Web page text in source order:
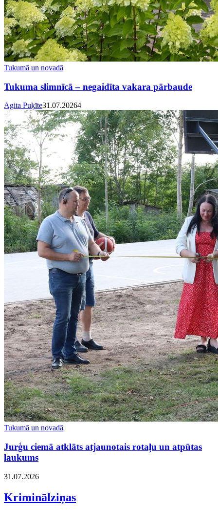
Tukumā un novadā
Tukuma slimnīcā – negaidīta vakara pārbaude
Agita Puķīte31.07.20264
Tukumā un novadā
Jurģu ciemā atklāts atjaunotais rotaļu un atpūtas
laukums
31.07.2026
Kriminālziņas